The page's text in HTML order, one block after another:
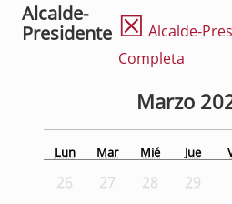
Alcalde-
Presidente ☒ Alcalde-
Completa
Marzo
Lun Mar Mié Jue
26 27 28 29